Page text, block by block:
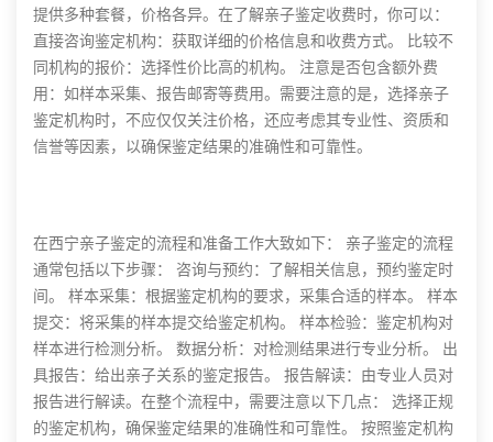
提供多种套餐，价格各异。在了解亲子鉴定收费时，你可以：
直接咨询鉴定机构：获取详细的价格信息和收费方式。 比较不
同机构的报价：选择性价比高的机构。 注意是否包含额外费
用：如样本采集、报告邮寄等费用。需要注意的是，选择亲子
鉴定机构时，不应仅仅关注价格，还应考虑其专业性、资质和
信誉等因素，以确保鉴定结果的准确性和可靠性。
在西宁亲子鉴定的流程和准备工作大致如下： 亲子鉴定的流程
通常包括以下步骤： 咨询与预约：了解相关信息，预约鉴定时
间。 样本采集：根据鉴定机构的要求，采集合适的样本。 样本
提交：将采集的样本提交给鉴定机构。 样本检验：鉴定机构对
样本进行检测分析。 数据分析：对检测结果进行专业分析。 出
具报告：给出亲子关系的鉴定报告。 报告解读：由专业人员对
报告进行解读。在整个流程中，需要注意以下几点： 选择正规
的鉴定机构，确保鉴定结果的准确性和可靠性。 按照鉴定机构